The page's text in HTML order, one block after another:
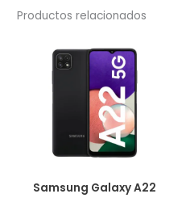
Productos relacionados
Samsung Galaxy A22